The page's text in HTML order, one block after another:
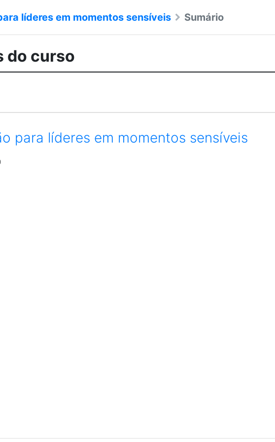
líderes em momentos sensíveis Sumário
do curso
para líderes em momentos sensíveis